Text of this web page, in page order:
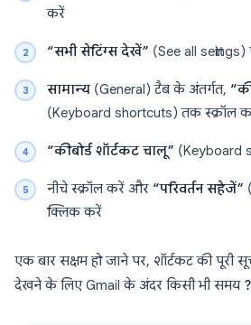
करें
“सभी सेटिंग्स देखें” (See all
सामान्य(General) टैब के अंतर्गत,
(Keyboard shortcuts) तक स्क्रॉल
“कीबोर्ड शॉर्टकट चालू” (Keyboard
नीचे स्क्रॉल करें और “परिवर्तन सहेजें”
क्लिक करें
एक बार सक्षम हो जाने पर, शॉर्टकट की
देखने के लिए Gmail के अंदर किसी भी समय ?